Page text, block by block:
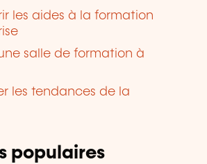
les aides à la formation
une salle de formation à
les tendances de la
populaires